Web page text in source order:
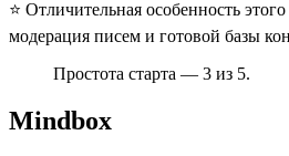
⭐ Отличительная особенность
модерация писем и готовой базы
Простота старта — 3 из 5.
Mindbox